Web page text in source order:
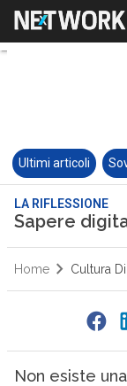
Ultimi articoli
LA RIFLESSIONE
Sapere
Home Cultura
Non esiste